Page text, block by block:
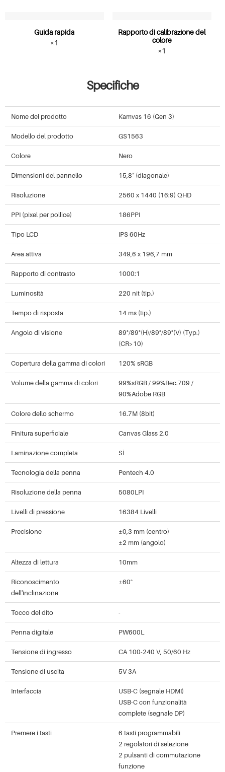
Guida rapida
×1
Rapporto di calibrazione del
colore
×1
Specifiche
Nome del prodotto Kamvas 16 (Gen 3)
Modello del prodotto GS1563
Colore Nero
Dimensioni del pannello 15,8" (diagonale)
Risoluzione 2560 x 1440 (16:9) QHD
PPI (pixel per pollice) 186PPI
Tipo LCD IPS 60Hz
Area attiva 349,6 x 196,7 mm
Rapporto di contrasto 1000:1
Luminosità 220 nit (tip.)
Tempo di risposta 14 ms (tip.)
Angolo di visione
89°/89°(H)/89°/89°(V) (Typ.)
(CR>10)
Copertura della gamma di colori 120% sRGB
Volume della gamma di colori
99%sRGB / 99%Rec.709 /
90%Adobe RGB
Colore dello schermo 16.7M (8bit)
Finitura superficiale Canvas Glass 2.0
Laminazione completa SÌ
Tecnologia della penna Pentech 4.0
Risoluzione della penna 5080LPI
Livelli di pressione 16384 Livelli
Precisione
±0,3 mm (centro)
±2 mm (angolo)
Altezza di lettura 10mm
Riconoscimento
dell'inclinazione
±60°
Tocco del dito -
Penna digitale PW600L
Tensione di ingresso CA 100-240 V, 50/60 Hz
Tensione di uscita 5V 3A
Interfaccia
USB-C (segnale HDMI)
USB-C con funzionalità
complete (segnale DP)
Premere i tasti
6 tasti programmabili
2 regolatori di selezione
2 pulsanti di commutazione
funzione